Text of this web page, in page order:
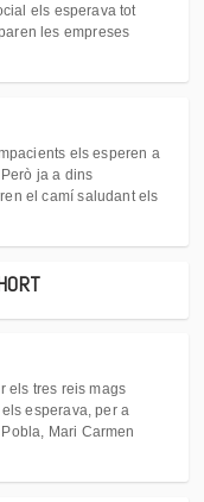
els esperava tot
les empreses
els esperen a
ja a dins
el camí saludant els
els tres reis mags
esperava, per a
Mari Carmen